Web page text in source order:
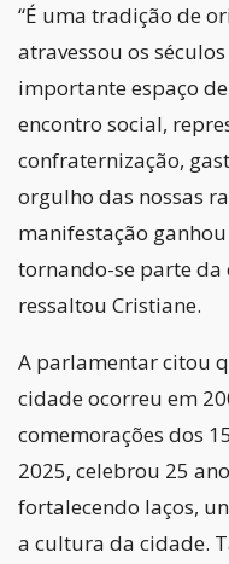
“É uma tradição de
atravessou os
importante espaço
encontro social,
confraternização,
orgulho das nossas
manifestação
tornando-se parte da
ressaltou Cristiane.
A parlamentar citou
cidade ocorreu em
comemorações dos
2025, celebrou 25
fortalecendo laços,
a cultura da cidade.